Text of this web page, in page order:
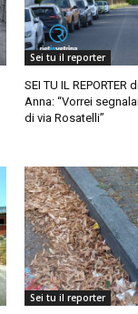
Sei tu il reporter
SEI TU IL REPORTER
Anna: “Vorrei
di via Rosatelli”
Sei tu il reporter